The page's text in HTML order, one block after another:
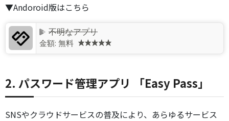
▼Andoroid版はこちら
不明なアプリ
金額: 無料
2. パスワード管理アプリ 「Easy Pass」
SNSやクラウドサービスの普及により、あらゆるサービス